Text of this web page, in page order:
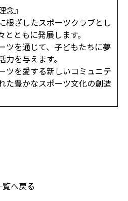
』
根ざしたスポーツクラブとし
ともに発展します。
ツを通じて、子どもたちに夢
を与えます。
ツを愛する新しいコミュニテ
た豊かなスポーツ文化の創造
覧へ戻る